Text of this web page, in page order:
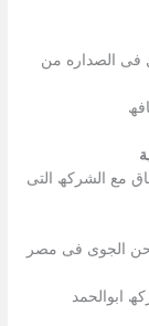
فى الصداره من
مع الشركھ التى
الجوى فى مصر
ابوالحمد